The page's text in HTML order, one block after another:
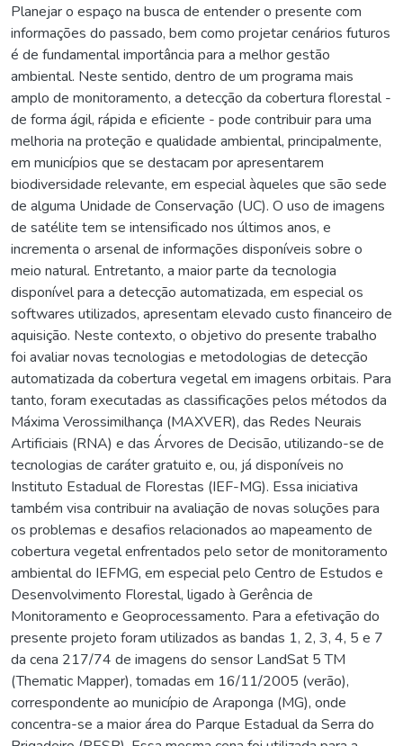
Planejar o espaço na busca de entender o presente com
informações do passado, bem como projetar cenários futuros
é de fundamental importância para a melhor gestão
ambiental. Neste sentido, dentro de um programa mais
amplo de monitoramento, a detecção da cobertura florestal -
de forma ágil, rápida e eficiente - pode contribuir para uma
melhoria na proteção e qualidade ambiental, principalmente,
em municípios que se destacam por apresentarem
biodiversidade relevante, em especial àqueles que são sede
de alguma Unidade de Conservação (UC). O uso de imagens
de satélite tem se intensificado nos últimos anos, e
incrementa o arsenal de informações disponíveis sobre o
meio natural. Entretanto, a maior parte da tecnologia
disponível para a detecção automatizada, em especial os
softwares utilizados, apresentam elevado custo financeiro de
aquisição. Neste contexto, o objetivo do presente trabalho
foi avaliar novas tecnologias e metodologias de detecção
automatizada da cobertura vegetal em imagens orbitais. Para
tanto, foram executadas as classificações pelos métodos da
Máxima Verossimilhança (MAXVER), das Redes Neurais
Artificiais (RNA) e das Árvores de Decisão, utilizando-se de
tecnologias de caráter gratuito e, ou, já disponíveis no
Instituto Estadual de Florestas (IEF-MG). Essa iniciativa
também visa contribuir na avaliação de novas soluções para
os problemas e desafios relacionados ao mapeamento de
cobertura vegetal enfrentados pelo setor de monitoramento
ambiental do IEFMG, em especial pelo Centro de Estudos e
Desenvolvimento Florestal, ligado à Gerência de
Monitoramento e Geoprocessamento. Para a efetivação do
presente projeto foram utilizados as bandas 1, 2, 3, 4, 5 e 7
da cena 217/74 de imagens do sensor LandSat 5 TM
(Thematic Mapper), tomadas em 16/11/2005 (verão),
correspondente ao município de Araponga (MG), onde
concentra-se a maior área do Parque Estadual da Serra do